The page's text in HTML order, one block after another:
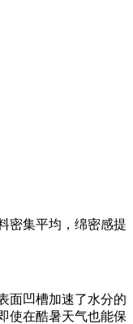
密集平均，绵密感提
面凹槽加速了水分的
使在酷暑天气也能保